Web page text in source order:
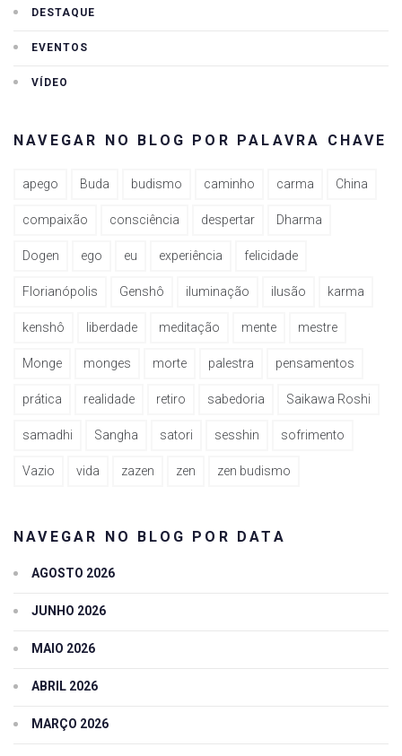
DESTAQUE
EVENTOS
VÍDEO
NAVEGAR NO BLOG POR PALAVRA CHAVE
apego Buda budismo caminho carma China
compaixão consciência despertar Dharma
Dogen ego eu experiência felicidade
Florianópolis Genshô iluminação ilusão karma
kenshô liberdade meditação mente mestre
Monge monges morte palestra pensamentos
prática realidade retiro sabedoria Saikawa Roshi
samadhi Sangha satori sesshin sofrimento
Vazio vida zazen zen zen budismo
NAVEGAR NO BLOG POR DATA
AGOSTO 2026
JUNHO 2026
MAIO 2026
ABRIL 2026
MARÇO 2026